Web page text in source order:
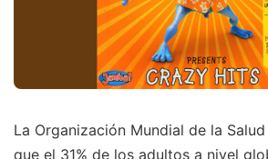
La Organización Mundial de la
que el 31% de los adultos a nivel